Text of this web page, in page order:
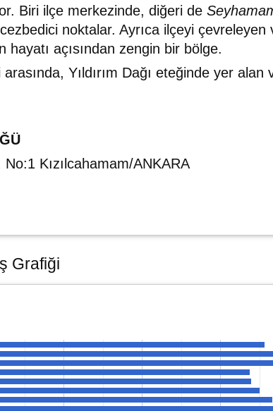
Biri ilçe merkezinde, diğeri de
noktalar. Ayrıca ilçeyi çevreleyen
açısından zengin bir bölge.
Yıldırım Dağı eteğinde yer
Kızılcahamam/ANKARA
Grafiği